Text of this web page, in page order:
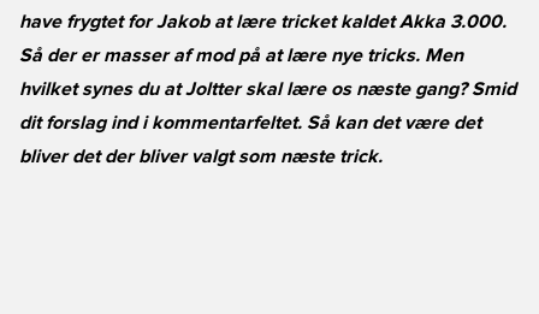
have frygtet for Jakob at lære tricket kaldet Akka 3.000.
Så der er masser af mod på at lære nye tricks. Men
hvilket synes du at Joltter skal lære os næste gang? Smid
dit forslag ind i kommentarfeltet. Så kan det være det
bliver det der bliver valgt som næste trick.